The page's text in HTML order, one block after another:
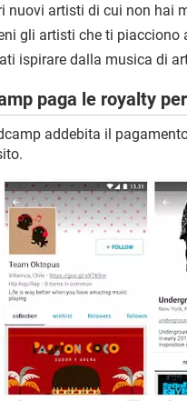
nuovi artisti di cui non hai
gli artisti che ti
ispirare dalla musica di
paga le royalty
addebita il